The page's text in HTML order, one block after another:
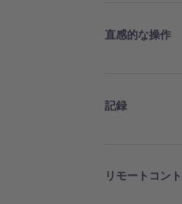
直感的な操作
記録
リモートコン